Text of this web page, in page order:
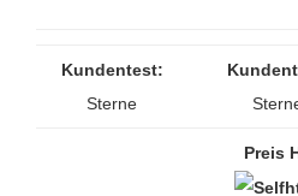
Kundentest:
Sterne
Preis